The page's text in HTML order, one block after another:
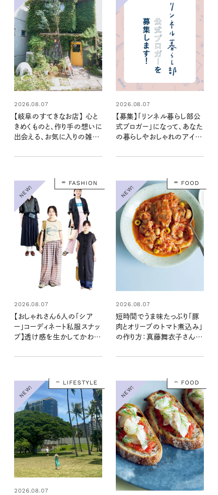
2026.08.07
【岐阜のすてきなお店】 心と
きめくものと、作り手の想いに
出会える、お気に入りの雑貨
2026.08.07
【募集】「リンネル暮らし部公
式ブロガー」になって、あなた
の暮らしやおしゃれのアイデ
FASHION
NEW!
2026.08.07
【おしゃれさん6人の「シア
ー」コーディネート私服スナッ
プ】透け感を生かしてかわい
FOOD
NEW!
2026.08.07
短時間でうま味たっぷり「豚
肉とオリーブのトマト煮込み」
の作り方：真藤舞衣子さん
ピ
LIFESTYLE
NEW!
2026.08.07
FOOD
NEW!